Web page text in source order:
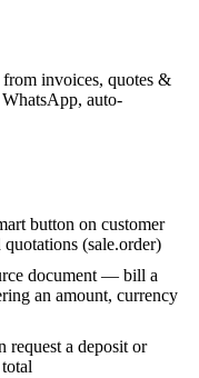
from invoices, quotes &
auto-
button on customer
(sale.order)
document — bill a
an amount, currency
request a deposit or